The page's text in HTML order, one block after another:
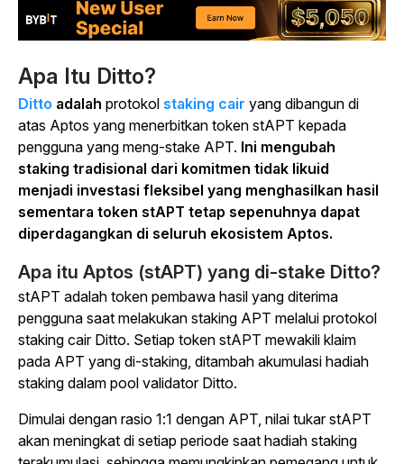
Apa Itu Ditto?
Ditto adalah protokol staking cair yang dibangun di
atas Aptos yang menerbitkan token stAPT kepada
pengguna yang meng-stake APT. Ini mengubah
staking tradisional dari komitmen tidak likuid
menjadi investasi fleksibel yang menghasilkan hasil
sementara token stAPT tetap sepenuhnya dapat
diperdagangkan di seluruh ekosistem Aptos.
Apa itu Aptos (stAPT) yang di-stake Ditto?
stAPT adalah token pembawa hasil yang diterima
pengguna saat melakukan staking APT melalui protokol
staking cair Ditto. Setiap token stAPT mewakili klaim
pada APT yang di-staking, ditambah akumulasi hadiah
staking dalam pool validator Ditto.
Dimulai dengan rasio 1:1 dengan APT, nilai tukar stAPT
akan meningkat di setiap periode saat hadiah staking